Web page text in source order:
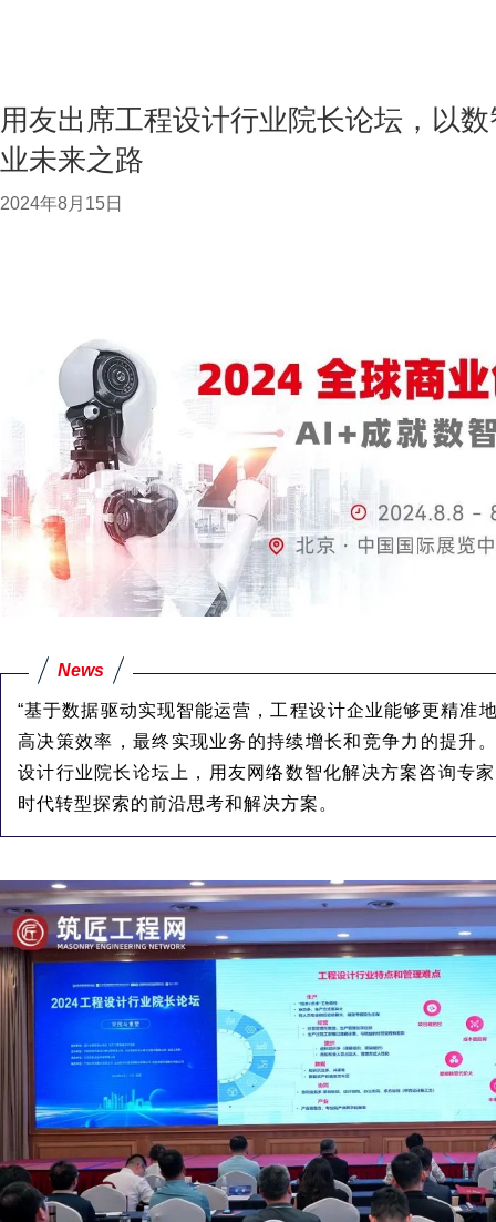
用友出席工程设计行业院长论坛，以
业未来之路
2024年8月15日
News
“基于数据驱动实现智能运营，工程设计企业能够更精准
高决策效率，最终实现业务的持续增长和竞争力的提升
设计行业院长论坛上，用友网络数智化解决方案咨询专
时代转型探索的前沿思考和解决方案。